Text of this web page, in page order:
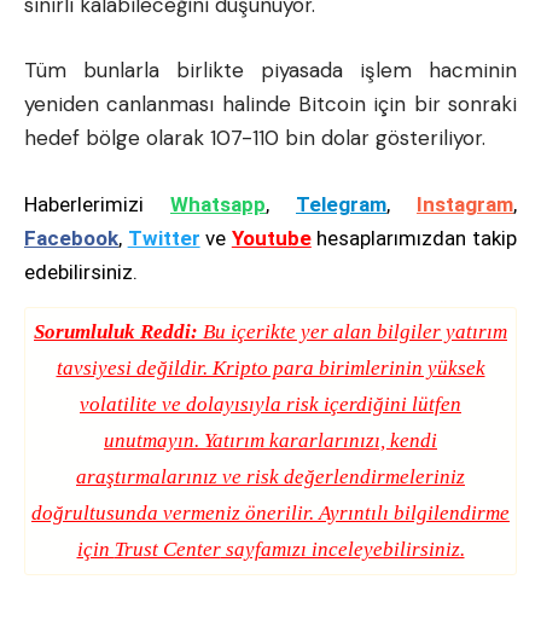
Tüm bunlarla birlikte piyasada işlem hacminin
yeniden canlanması halinde Bitcoin için bir sonraki
hedef bölge olarak 107-110 bin dolar gösteriliyor.
Haberlerimizi Whatsapp, Telegram, Instagram,
Facebook, Twitter ve Youtubehesaplarımızdan takip
edebilirsiniz.
Sorumluluk Reddi: Bu içerikte yer alan bilgiler yatırım
tavsiyesi değildir. Kripto para birimlerinin yüksek
volatilite ve dolayısıyla risk içerdiğini lütfen
unutmayın. Yatırım kararlarınızı, kendi
araştırmalarınız ve risk değerlendirmeleriniz
doğrultusunda vermeniz önerilir. Ayrıntılı bilgilendirme
için Trust Centersayfamızı inceleyebilirsiniz.